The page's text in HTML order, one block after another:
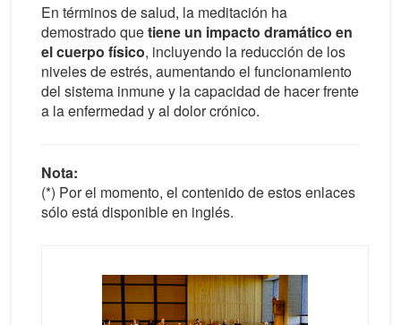
En términos de salud, la meditación ha
demostrado quetiene un impacto dramático en
el cuerpo físico, incluyendo la reducción de los
niveles de estrés, aumentando el funcionamiento
del sistema inmune y la capacidad de hacer frente
a la enfermedad y al dolor crónico.
Nota:
(*) Por el momento, el contenido de estos enlaces
sólo está disponible en inglés.